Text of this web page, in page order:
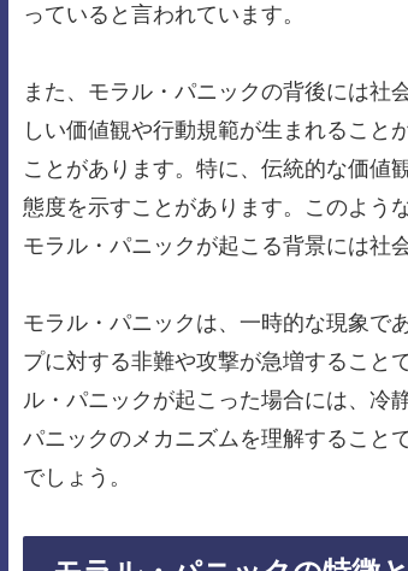
っていると言われています。
また、モラル・パニックの背後には社
しい価値観や行動規範が生まれること
ことがあります。特に、伝統的な価値
態度を示すことがあります。このよう
モラル・パニックが起こる背景には社
モラル・パニックは、一時的な現象で
プに対する非難や攻撃が急増すること
ル・パニックが起こった場合には、冷
パニックのメカニズムを理解すること
でしょう。